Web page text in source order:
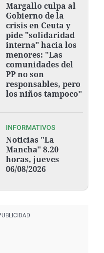
Margallo culpa al
Gobierno de la
crisis en Ceuta y
pide "solidaridad
interna" hacia los
menores: "Las
comunidades del
PP no son
responsables, pero
los niños tampoco"
INFORMATIVOS
Noticias "La
Mancha" 8.20
horas, jueves
06/08/2026